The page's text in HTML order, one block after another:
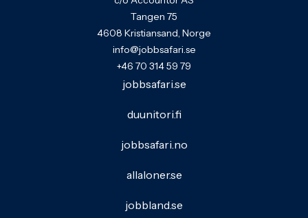
Tangen 75
4608 Kristiansand, Norge
info@jobbsafari.se
+46 70 314 59 79
jobbsafari.se
duunitori.fi
jobbsafari.no
allaloner.se
jobbland.se